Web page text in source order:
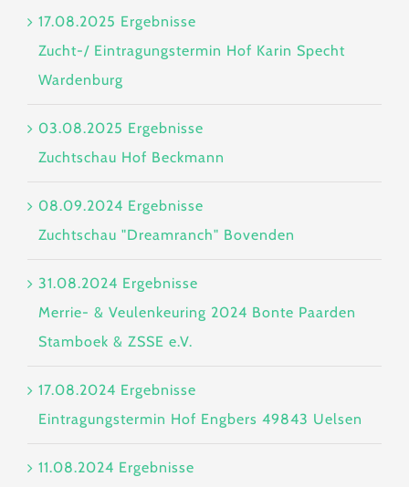
17.08.2025 Ergebnisse
Zucht-/ Eintragungstermin Hof Karin Specht
Wardenburg
03.08.2025 Ergebnisse
Zuchtschau Hof Beckmann
08.09.2024 Ergebnisse
Zuchtschau "Dreamranch" Bovenden
31.08.2024 Ergebnisse
Merrie- & Veulenkeuring 2024 Bonte Paarden
Stamboek & ZSSE e.V.
17.08.2024 Ergebnisse
Eintragungstermin Hof Engbers 49843 Uelsen
11.08.2024 Ergebnisse